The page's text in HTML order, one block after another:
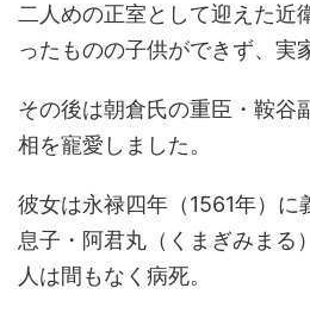
二人めの正室として迎えた近
ったものの子供ができず、実
その後は朝倉氏の重臣・鞍谷
相を寵愛しました。
彼女は永禄四年（1561年）に
息子・阿君丸（くまぎみまる
人は間もなく病死。